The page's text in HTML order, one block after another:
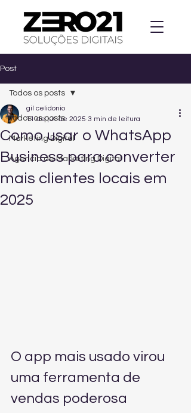
Post
Todos os posts
Marketing Digital
Agencia de Marketing Digital
Todos os posts
Como usar o WhatsApp
Business para converter
mais clientes locais em
2025
gil celidonio
11 de jul. de 2025 3 min de leitura
O app mais usado virou
uma ferramenta de
vendas poderosa